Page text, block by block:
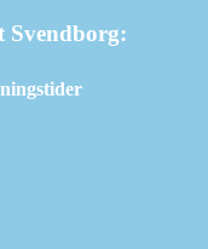
Svendborg: